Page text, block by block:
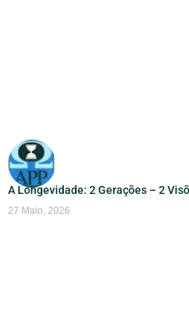
A Longevidade: 2 Gerações – 2
27 Maio, 2026